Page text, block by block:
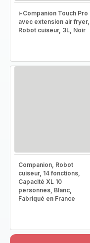
i-Companion Touch Pro
avec extension air fryer,
Robot cuiseur, 3L, Noir
Companion, Robot
cuiseur, 14 fonctions,
Capacité XL 10
personnes, Blanc,
Fabriqué en France